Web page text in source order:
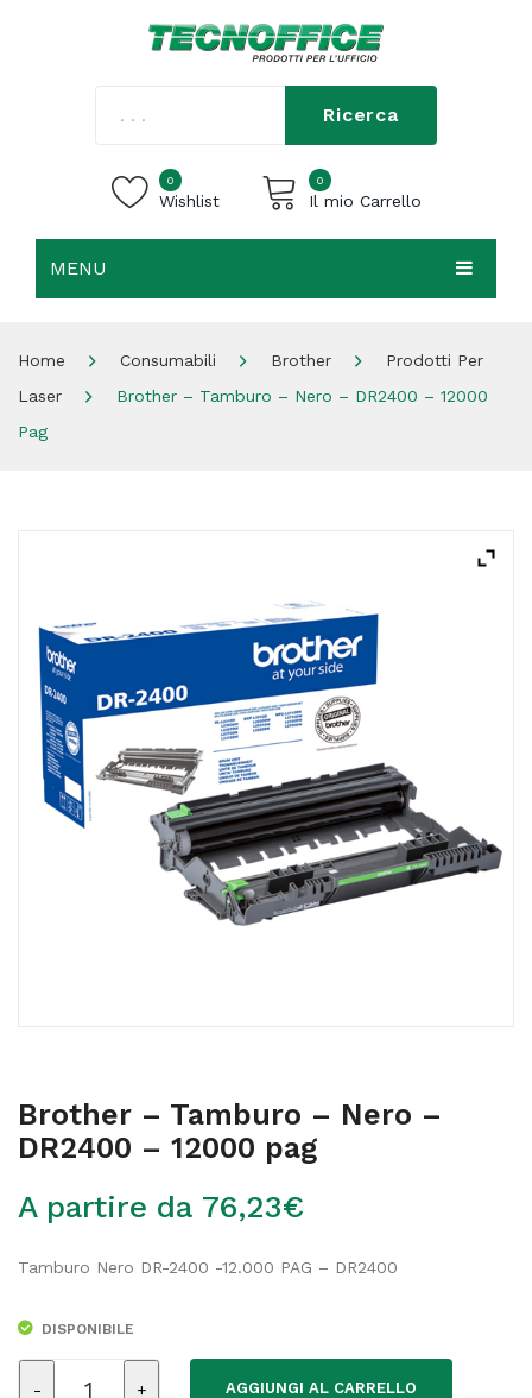
Ricerca
0
Wishlist
0
Il mio Carrello
MENU
ORDINI
Home Consumabili Brother
Prodotti Per
Laser
Brother – Tamburo – Nero – DR2400 – 12000
Pag
Brother – Tamburo – Nero –
DR2400 – 12000 pag
A partire da 76,23€
Tamburo Nero DR-2400 -12.000 PAG – DR2400
DISPONIBILE
AGGIUNGI AL CARRELLO